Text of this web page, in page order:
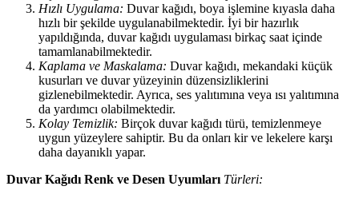
Hızlı Uygulama: Duvar kağıdı, boya işlemine kıyasla daha
hızlı bir şekilde uygulanabilmektedir. İyi bir hazırlık
yapıldığında, duvar kağıdı uygulaması birkaç saat içinde
tamamlanabilmektedir.
Kaplama ve Maskalama: Duvar kağıdı, mekandaki küçük
kusurları ve duvar yüzeyinin düzensizliklerini
gizlenebilmektedir. Ayrıca, ses yalıtımına veya ısı yalıtımına
da yardımcı olabilmektedir.
Kolay Temizlik: Birçok duvar kağıdı türü, temizlenmeye
uygun yüzeylere sahiptir. Bu da onları kir ve lekelere karşı
daha dayanıklı yapar.
Duvar Kağıdı Renk ve Desen Uyumları Türleri: